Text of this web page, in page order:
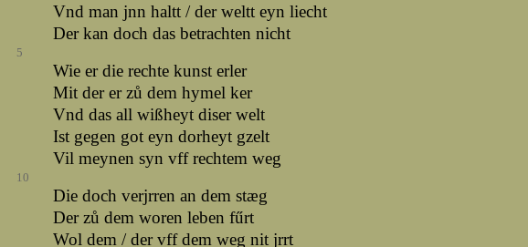
Vnd man jnn haltt / der weltt eyn liecht
Der kan doch das betrachten nicht
5
Wie er die rechte kunst erler
Mit der er zů dem hymel ker
Vnd das all wißheyt diser welt
Ist gegen got eyn dorheyt gzelt
Vil meynen syn vff rechtem weg
10
Die doch verjrren an dem stæg
Der zů dem woren leben fűrt
Wol dem / der vff dem weg nit jrrt